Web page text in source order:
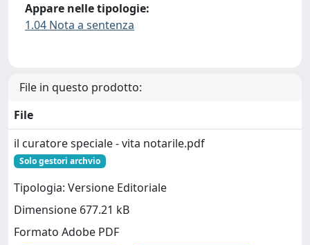
Appare nelle tipologie:
1.04 Nota a sentenza
File in questo prodotto:
File
il curatore speciale - vita notarile.pdf
Solo gestori archvio
Tipologia: Versione Editoriale
Dimensione 677.21 kB
Formato Adobe PDF